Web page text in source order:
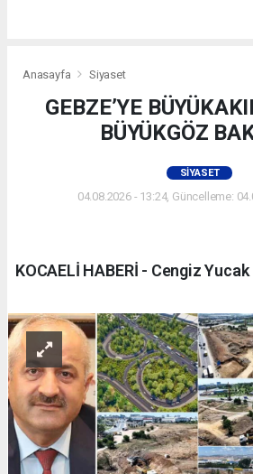
Anasayfa Siyaset
GEBZE’YE
BÜYÜKGÖZ
SIYASET
04.08.2026 - 13:24, Güncelleme:
KOCAELİ HABERİ - Cengiz Yucak